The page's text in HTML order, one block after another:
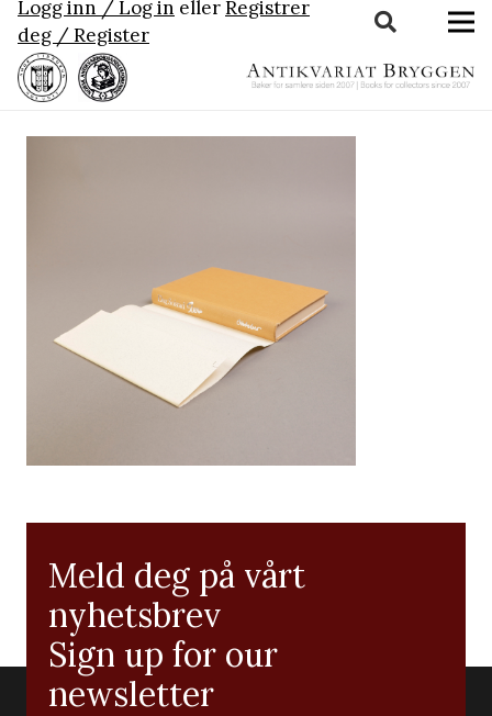
Logg inn / Log in ellerRegistrer
deg / Register
Meld deg på vårt
nyhetsbrev
Sign up for our
newsletter